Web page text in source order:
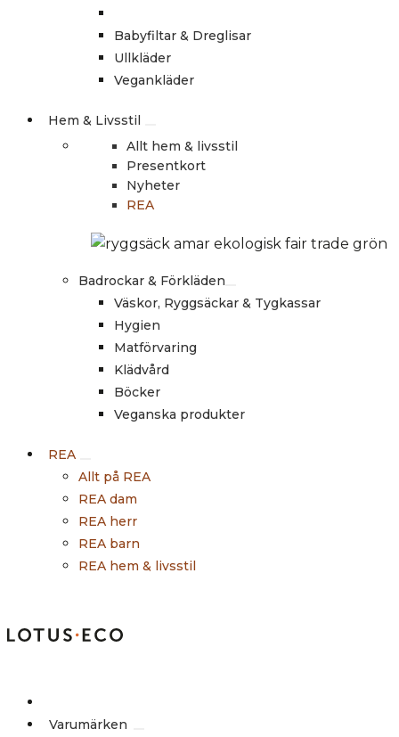
Babyfiltar & Dreglisar
Ullkläder
Vegankläder
Hem & Livsstil
Allt hem & livsstil
Presentkort
Nyheter
REA
Badrockar & Förkläden
Väskor, Ryggsäckar & Tygkassar
Hygien
Matförvaring
Klädvård
Böcker
Veganska produkter
REA
Allt på REA
REA dam
REA herr
REA barn
REA hem & livsstil
Varumärken